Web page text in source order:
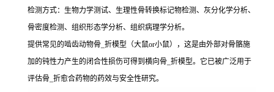
检测方式：生物力学测试、生理性骨转换标记物检测、灰分化学分析、
骨密度检测、组织形态学分析、组织病理学分析。
提供常见的啮齿动物骨_折模型（大鼠or小鼠），这是由外部对骨骼施
加的钝性力产生的闭合性损伤可得到横向骨_折模型。它已被广泛用于
评估骨_折愈合药物的药效与安全性研究。